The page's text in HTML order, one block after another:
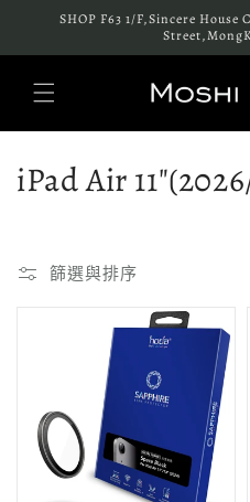
跳至內
SHOP F63 1/F,Sincere
商
系
iPad Air
篩選與排序